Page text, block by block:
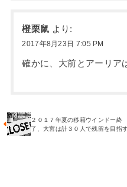
橙栗鼠 より:
2017年8月23日 7:05 PM
確かに、大前とアーリア
２０１７年夏の移籍ウインドー終
了、大宮は計３０人で残留を目指